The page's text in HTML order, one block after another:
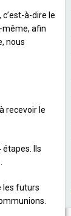
à-dire le
même, afin
nous
recevoir le
Ils
les futurs